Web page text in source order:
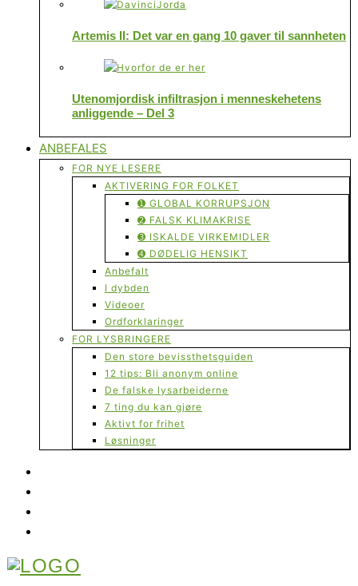
Artemis II: Det var en gang 10 gaver til sannheten
Utenomjordisk infiltrasjon i menneskehetens
anliggende – Del 3
ANBEFALES
FOR NYE LESERE
AKTIVERING FOR FOLKET
➊ GLOBAL KORRUPSJON
➋ FALSK KLIMAKRISE
➌ ISKALDE VIRKEMIDLER
➍ DØDELIG HENSIKT
Anbefalt
I dybden
Videoer
Ordforklaringer
FOR LYSBRINGERE
Den store bevissthetsguiden
12 tips: Bli anonym online
De falske lysarbeiderne
7 ting du kan gjøre
Aktivt for frihet
Løsninger